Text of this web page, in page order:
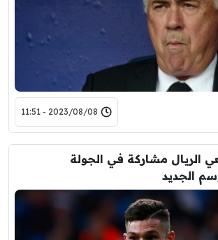
2023/08/08 - 11:51
الريال مشاركة في الجولة
الجديد